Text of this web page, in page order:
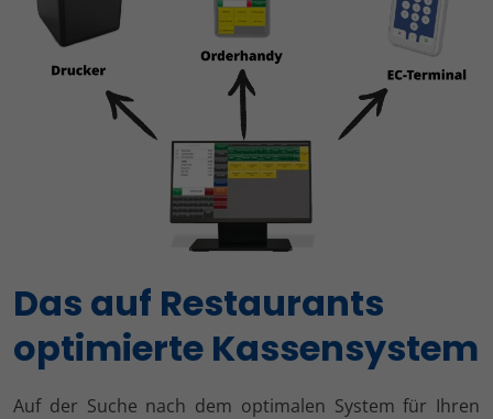
Das auf Restaurants
optimierte Kassensystem
Auf der Suche nach dem optimalen System für Ihren